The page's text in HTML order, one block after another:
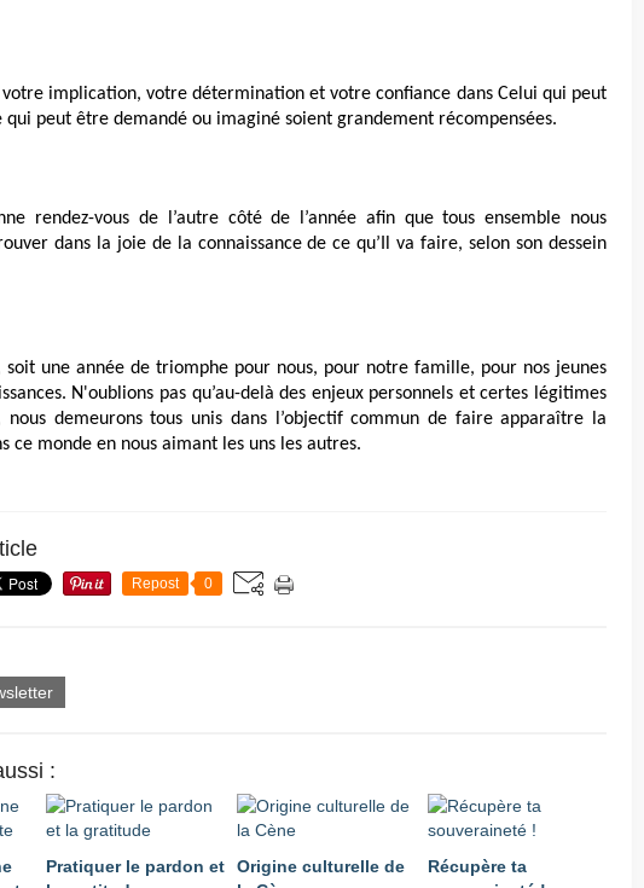
implication, votre détermination et votre confiance dans Celui qui peut
qui peut être demandé ou imaginé soient grandement récompensées.
rendez-vous de l’autre côté de l’année afin que tous ensemble nous
dans la joie de la connaissance de ce qu’Il va faire, selon son dessein
soit une année de triomphe pour nous, pour notre famille, pour nos jeunes
N'oublions pas qu’au-delà des enjeux personnels et certes légitimes
nous demeurons tous unis dans l’objectif commun de faire apparaître la
ce monde en nous aimant les uns les autres.
Repost 0
:
Pratiquer le pardon et
Origine culturelle de
Récupère ta